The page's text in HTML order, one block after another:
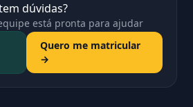
dúvidas?
está pronta para ajudar
Quero me matricular
→